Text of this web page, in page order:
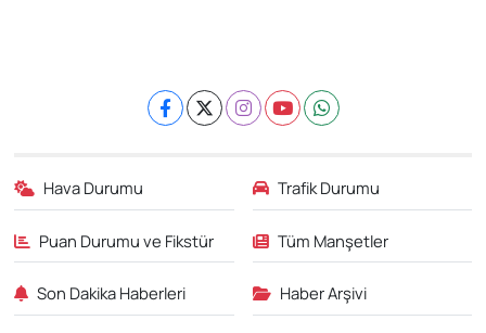
Hava Durumu Trafik Durumu
Puan Durumu ve Fikstür Tüm Manşetler
Son Dakika Haberleri Haber Arşivi